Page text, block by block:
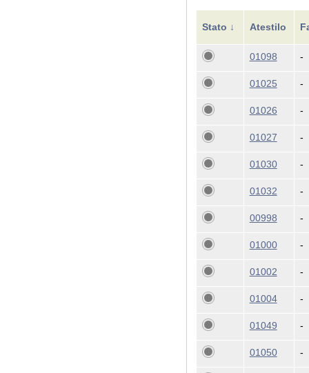
Stato ↓ Atestilo
01098 -
01025 -
01026 -
01027 -
01030 -
01032 -
00998 -
01000 -
01002 -
01004 -
01049 -
01050 -